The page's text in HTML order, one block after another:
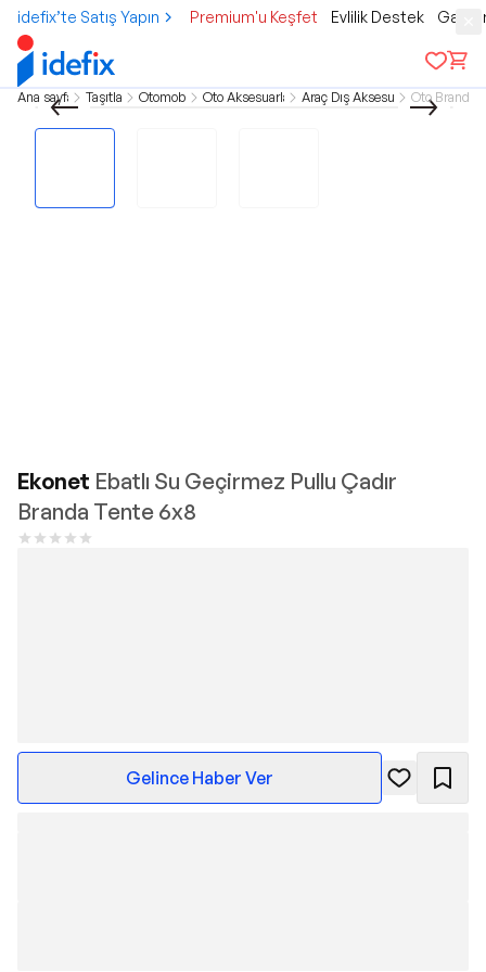
idefix’te Satış Yapın Premium'u Keşfet Evlilik Destek
Ana sayfa Taşıtlar Otomobil Oto Aksesuarlar Araç Dış Aksesuar Oto Branda
Ekonet Ebatlı Su Geçirmez Pullu Çadır
Branda Tente 6x8
Gelince Haber Ver